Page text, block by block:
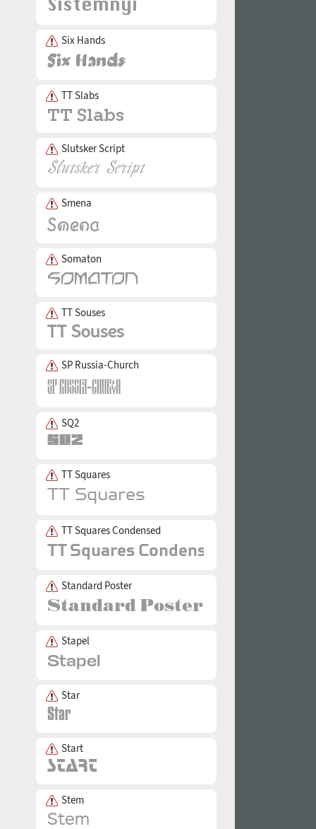
Six Hands
TT Slabs
Slutsker Script
Smena
Somaton
TT Souses
SP Russia-Church
SQ2
TT Squares
TT Squares Condensed
Standard Poster
Stapel
Star
Start
Stem